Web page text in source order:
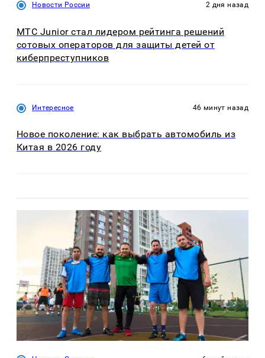
Новости России 2 дня назад
МТС Junior стал лидером рейтинга решений
сотовых операторов для защиты детей от
киберпреступников
Интересное 46 минут назад
Новое поколение: как выбрать автомобиль из
Китая в 2026 году